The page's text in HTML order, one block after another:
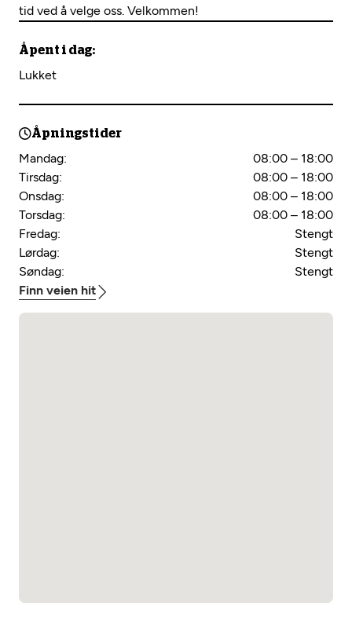
tid ved å velge oss. Velkommen!
Åpent i dag:
Lukket
Åpningstider
Mandag:
08:00 – 18:00
Tirsdag:
08:00 – 18:00
Onsdag:
08:00 – 18:00
Torsdag:
08:00 – 18:00
Fredag:
Stengt
Lørdag:
Stengt
Søndag:
Stengt
Finn veien hit